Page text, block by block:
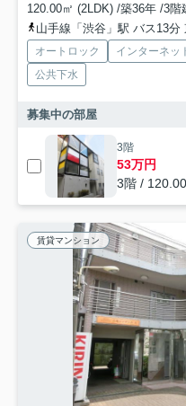
120.00㎡ (2LDK) /築36年 /3階
山手線「渋谷」駅 バス13
オートロック インターネッ
公共下水
募集中の部屋
3階
53万円
3階 /
賃貸マンション